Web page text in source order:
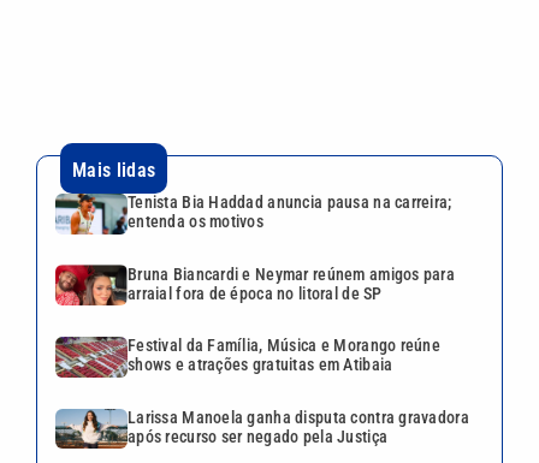
Dexter, Especial Elis e tributos musicais
movimentam a programação cultural de Santos
Continua após a publicidade
Cotidiano Esportes
REDES